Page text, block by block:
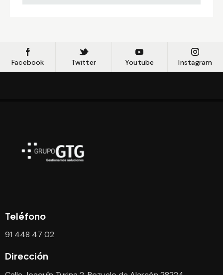
Facebook Twitter Youtube Instagram
Teléfono
91 448 47 02
Dirección